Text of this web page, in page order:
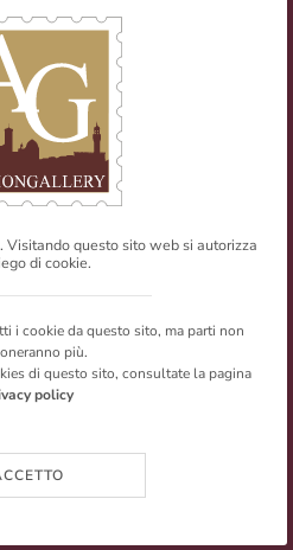
Numismatica
sito sono riproducibili citandone la
fonte.
Visitando questo sito web si autorizza
di cookie.
i cookie da questo sito, ma parti non
più.
di questo sito, consultate la pagina
policy